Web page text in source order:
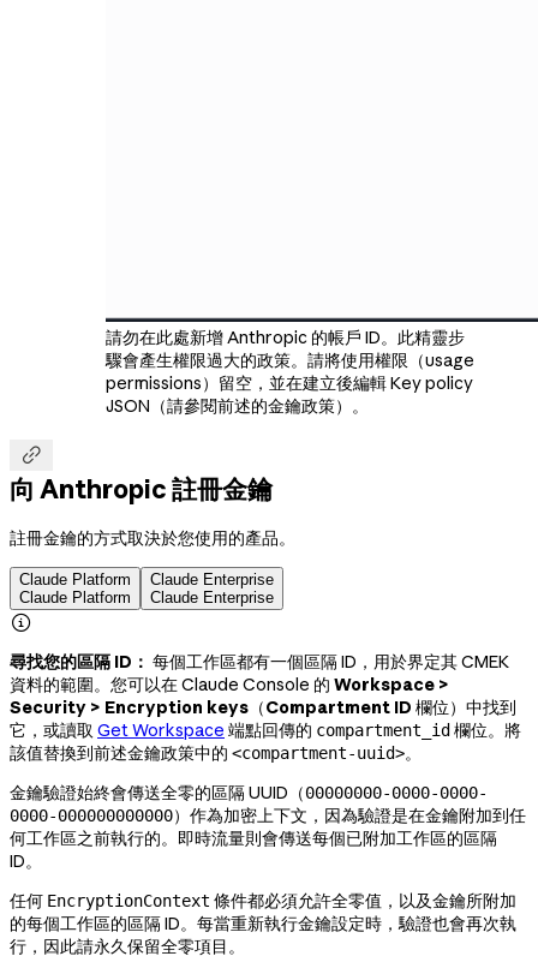
請勿在此處新增 Anthropic 的帳戶 ID。此精靈步
驟會產生權限過大的政策。請將使用權限（usage
permissions）留空，並在建立後編輯 Key policy
JSON（請參閱前述的金鑰政策）。

向 Anthropic 註冊金鑰
註冊金鑰的方式取決於您使用的產品。
Claude Platform
Claude Platform
Claude Enterprise
Claude Enterprise

尋找您的區隔 ID： 每個工作區都有一個區隔 ID，用於界定其 CMEK
資料的範圍。您可以在 Claude Console 的 Workspace >
Security > Encryption keys （Compartment ID 欄位）中找到
它，或讀取 Get Workspace 端點回傳的 compartment_id 欄位。將
該值替換到前述金鑰政策中的 <compartment-uuid>。
金鑰驗證始終會傳送全零的區隔 UUID（00000000-0000-0000-
0000-000000000000）作為加密上下文，因為驗證是在金鑰附加到任
何工作區之前執行的。即時流量則會傳送每個已附加工作區的區隔
ID。
任何 EncryptionContext 條件都必須允許全零值，以及金鑰所附加
的每個工作區的區隔 ID。每當重新執行金鑰設定時，驗證也會再次執
行，因此請永久保留全零項目。